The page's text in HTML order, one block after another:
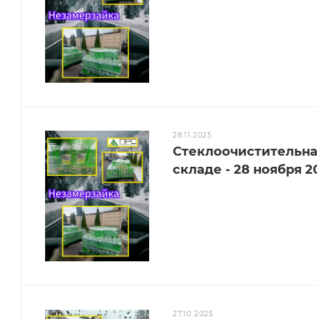
28.11.2025
складе - 28 ноября
27.10.2025